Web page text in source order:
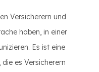
Versicherern und
haben, in einer
Es ist eine
es Versicherern